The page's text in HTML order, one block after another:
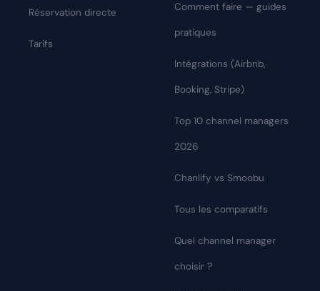
Réservation directe
Tarifs
Comment faire — guides
pratiques
Intégrations (Airbnb,
Booking, Stripe)
Top 10 channel managers
2026
Chanlify vs Smoobu
Tous les comparatifs
Quel channel manager
choisir ?